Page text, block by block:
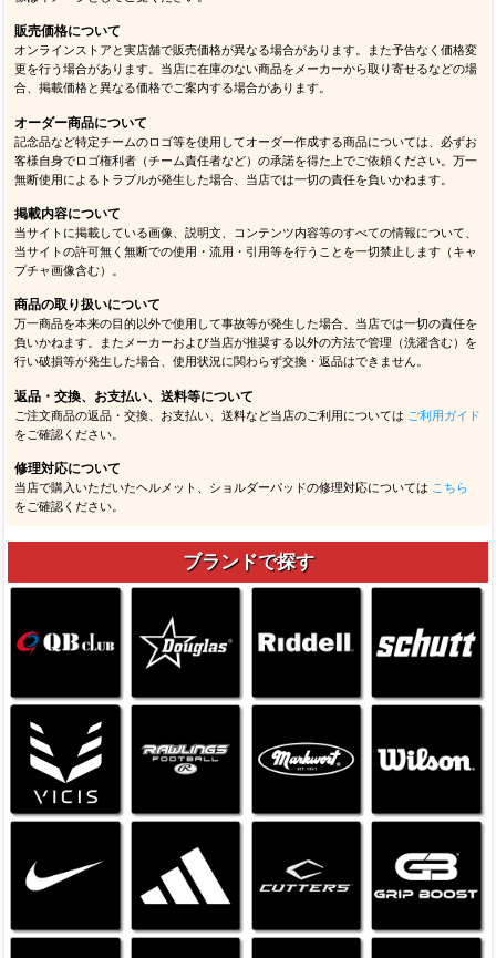
販売価格について
オンラインストアと実店舗で販売価格が異なる場合があります。また予告なく価格変
更を行う場合があります。当店に在庫のない商品をメーカーから取り寄せるなどの場
合、掲載価格と異なる価格でご案内する場合があります。
オーダー商品について
記念品など特定チームのロゴ等を使用してオーダー作成する商品については、必ずお
客様自身でロゴ権利者（チーム責任者など）の承諾を得た上でご依頼ください。万一
無断使用によるトラブルが発生した場合、当店では一切の責任を負いかねます。
掲載内容について
当サイトに掲載している画像、説明文、コンテンツ内容等のすべての情報について、
当サイトの許可無く無断での使用・流用・引用等を行うことを一切禁止します（キャ
プチャ画像含む）。
商品の取り扱いについて
万一商品を本来の目的以外で使用して事故等が発生した場合、当店では一切の責任を
負いかねます。またメーカーおよび当店が推奨する以外の方法で管理（洗濯含む）を
行い破損等が発生した場合、使用状況に関わらず交換・返品はできません。
返品・交換、お支払い、送料等について
ご注文商品の返品・交換、お支払い、送料など当店のご利用については ご利用ガイド
をご確認ください。
修理対応について
当店で購入いただいたヘルメット、ショルダーパッドの修理対応については こちら
をご確認ください。
ブランドで探す